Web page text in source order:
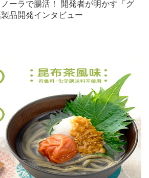
ーラで腸活！ 開発者が明かす「グ
品開発インタビュー